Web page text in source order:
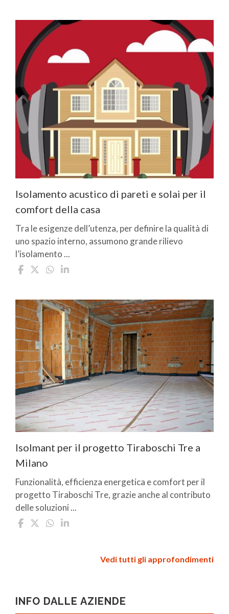
Isolamento acustico di pareti e solai per il
comfort della casa
Tra le esigenze dell’utenza, per definire la qualità di
uno spazio interno, assumono grande rilievo
l’isolamento ...
Isolmant per il progetto Tiraboschi Tre a
Milano
Funzionalità, efficienza energetica e comfort per il
progetto Tiraboschi Tre, grazie anche al contributo
delle soluzioni ...
Vedi tutti gli approfondimenti
INFO DALLE AZIENDE